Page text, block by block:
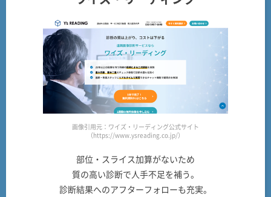
画像引用元：ワイズ・リーディング公式サイト
（https://www.ysreading.co.jp/）
部位・スライス加算がないため
質の高い診断で人手不足を補う。
診断結果へのアフターフォローも充実。